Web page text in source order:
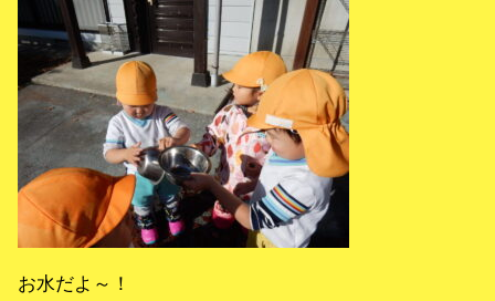
お水だよ～！